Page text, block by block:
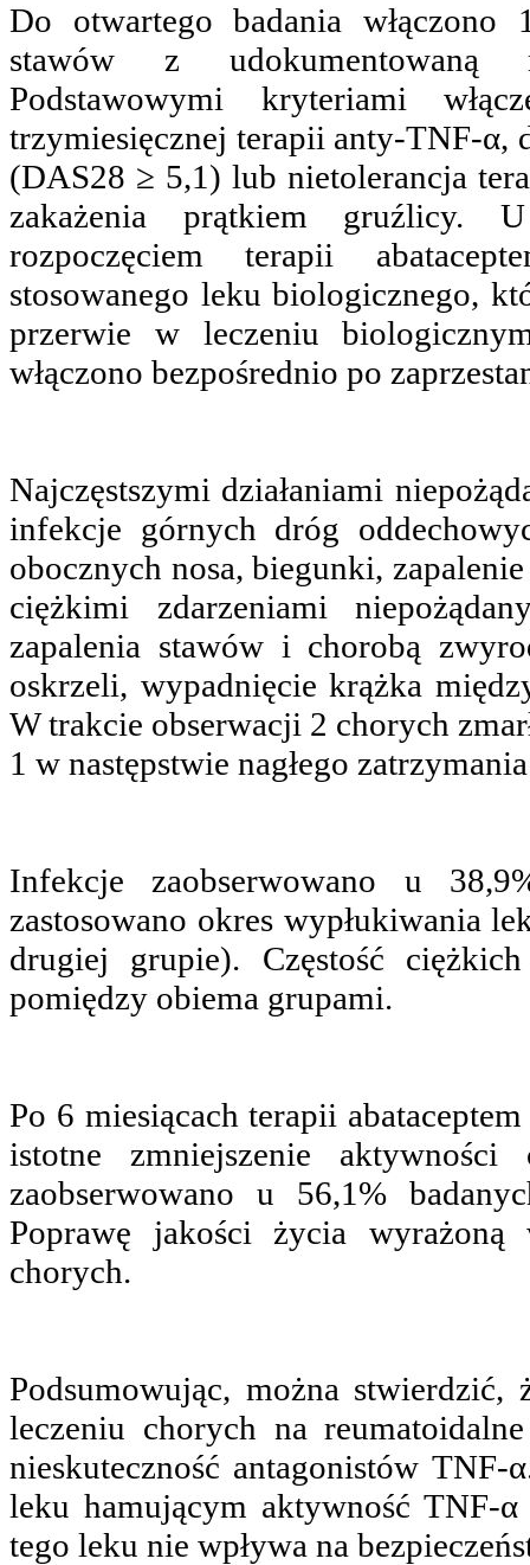
Do otwartego badania włączono
stawów z udokumentowaną
Podstawowymi kryteriami
trzymiesięcznej terapii anty-TNF-α,
(DAS28 ≥ 5,1) lub nietolerancja
zakażenia prątkiem gruźlicy.
rozpoczęciem terapii
stosowanego leku biologicznego,
przerwie w leczeniu
włączono bezpośrednio po
Najczęstszymi działaniami
infekcje górnych dróg
obocznych nosa, biegunki,
ciężkimi zdarzeniami
zapalenia stawów i chorobą
oskrzeli, wypadnięcie krążka
W trakcie obserwacji 2 chorych
1 w następstwie nagłego
Infekcje zaobserwowano u
zastosowano okres wypłukiwania
drugiej grupie). Częstość
pomiędzy obiema grupami.
Po 6 miesiącach terapii
istotne zmniejszenie
zaobserwowano u 56,1%
Poprawę jakości życia
chorych.
Podsumowując, można
leczeniu chorych na
nieskuteczność antagonistów TNF-
leku hamującym aktywność TNF-α
tego leku nie wpływa na